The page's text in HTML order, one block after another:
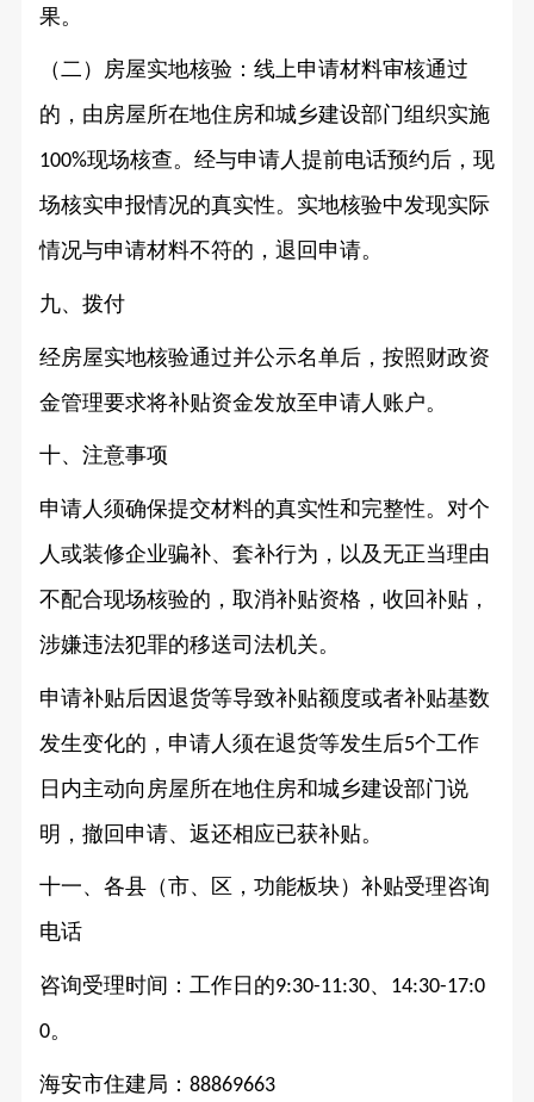
果。
（二）房屋实地核验：线上申请材料审核通过
的，由房屋所在地住房和城乡建设部门组织实施
100%现场核查。经与申请人提前电话预约后，现
场核实申报情况的真实性。实地核验中发现实际
情况与申请材料不符的，退回申请。
九、拨付
经房屋实地核验通过并公示名单后，按照财政资
金管理要求将补贴资金发放至申请人账户。
十、注意事项
申请人须确保提交材料的真实性和完整性。对个
人或装修企业骗补、套补行为，以及无正当理由
不配合现场核验的，取消补贴资格，收回补贴，
涉嫌违法犯罪的移送司法机关。
申请补贴后因退货等导致补贴额度或者补贴基数
发生变化的，申请人须在退货等发生后5个工作
日内主动向房屋所在地住房和城乡建设部门说
明，撤回申请、返还相应已获补贴。
十一、各县（市、区，功能板块）补贴受理咨询
电话
咨询受理时间：工作日的9:30-11:30、 14:30-17:0
0。
海安市住建局： 88869663